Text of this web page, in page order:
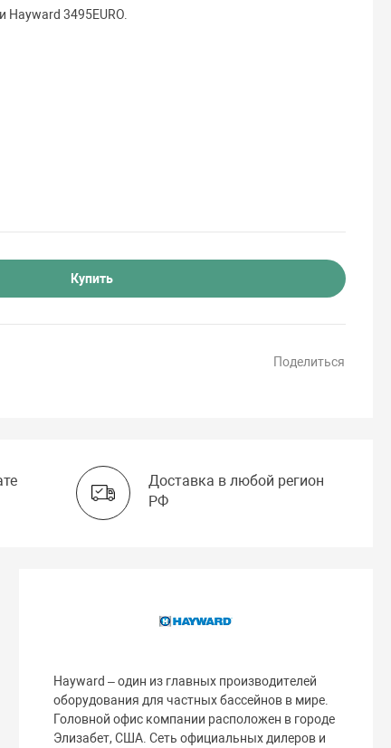
3495EURO.
Купить
Поделиться
Доставка в любой регион
РФ
Hayward – один из главных производителей
оборудования для частных бассейнов в мире.
Головной офис компании расположен в городе
Элизабет, США. Сеть официальных дилеров и